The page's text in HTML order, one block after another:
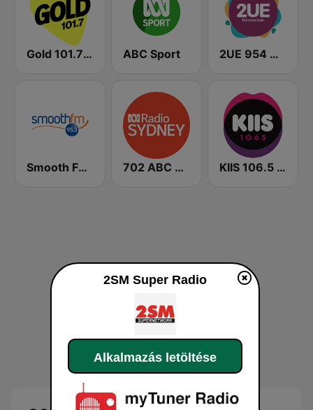
Gold 101.7 FM ABC Sport 2UE 954 AM
Smooth FM 95.3 Sydney 702 ABC Sydney KIIS 106.5 FM
2SM Super Radio
Alkalmazás letöltése